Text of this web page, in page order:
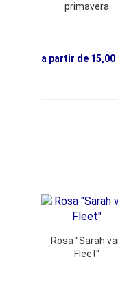
primavera
a partir de 15,00
Rosa "Sarah
Fleet"